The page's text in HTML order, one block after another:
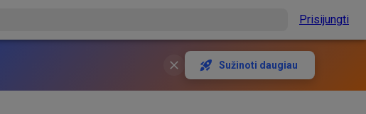
Prisijungti
Sužinoti daugiau